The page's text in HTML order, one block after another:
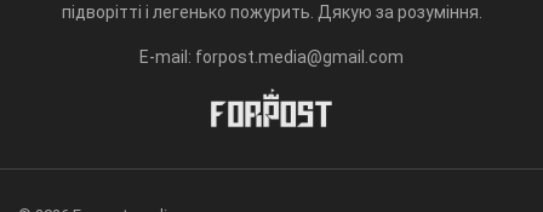
підворітті і легенько пожурить. Дякую за розуміння.
E-mail: forpost.media@gmail.com